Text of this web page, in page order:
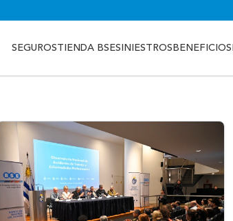
SEGUROSTIENDA BSESINIESTROS BENEFICIOS